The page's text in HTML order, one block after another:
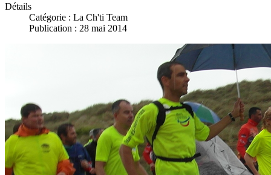
Détails
Catégorie : La Ch'ti Team
Publication : 28 mai 2014